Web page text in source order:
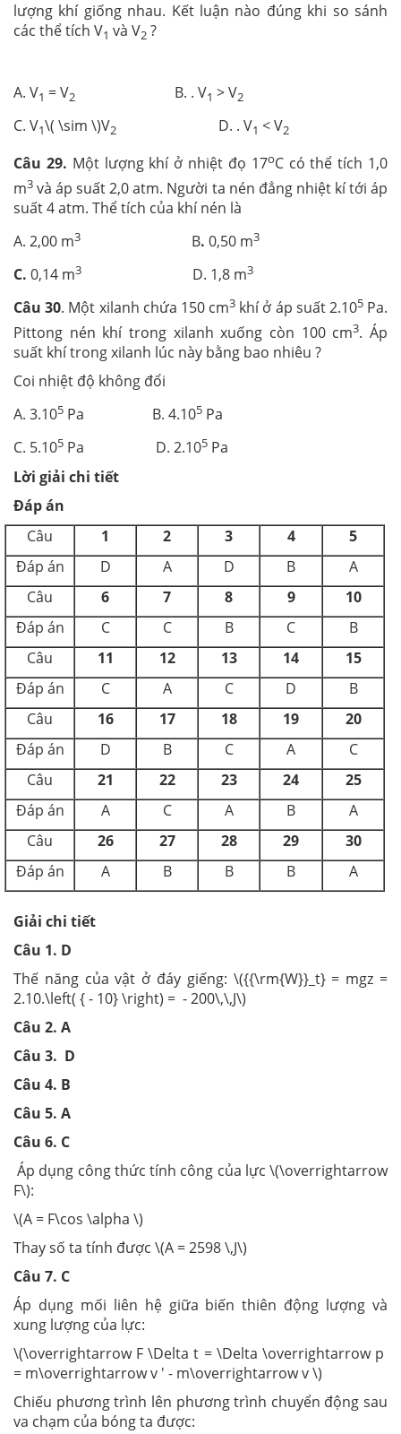
lượng khí giống nhau. Kết luận nào đúng khi so sánh
các thể tích V1 và V2 ?
A. V1 = V2 B. . V1 > V2
C. V1\( \sim \)V2 D. . V1 < V2
Câu 29. Một lượng khí ở nhiệt đọ 17oC có thể tích 1,0
m3 và áp suất 2,0 atm. Người ta nén đẳng nhiệt kí tới áp
suất 4 atm. Thể tích của khí nén là
A. 2,00 m3 B. 0,50 m3
C. 0,14 m3 D. 1,8 m3
Câu 30. Một xilanh chứa 150 cm3 khí ở áp suất 2.105Pa.
Pittong nén khí trong xilanh xuống còn 100 cm3. Áp
suất khí trong xilanh lúc này bằng bao nhiêu ?
Coi nhiệt độ không đổi
A. 3.105 Pa B. 4.105 Pa
C. 5.105 Pa D. 2.105 Pa
Lời giải chi tiết
Đáp án
Câu
1 2 3 4
5
Đáp án
D A D B
A
Câu
6 7 8 9
10
Đáp án
C C B C
B
Câu
11 12 13 14
15
Đáp án
C A C D
B
Câu
16 17 18 19
20
Đáp án
D B C A
C
Câu
21 22 23 24
25
Đáp án
A C A B
A
Câu
26 27 28 29
30
Đáp án
A B B B A
Giải chi tiết
Câu 1. D
Thế năng của vật ở đáy giếng: \({{\rm{W}}_t} = mgz =
2.10.\left( { - 10} \right) = - 200\,\,J\)
Câu 2. A
Câu 3. D
Câu 4. B
Câu 5. A
Câu 6. C
Áp dụng công thức tính công của lực \(\overrightarrow
F\):
\(A = F\cos \alpha \)
Thay số ta tính được \(A = 2598 \,J\)
Câu 7. C
Áp dụng mối liên hệ giữa biến thiên động lượng và
xung lượng của lực:
\(\overrightarrow F \Delta t = \Delta \overrightarrow p
= m\overrightarrow v ' - m\overrightarrow v \)
Chiếu phương trình lên phương trình chuyển động sau
va chạm của bóng ta được: